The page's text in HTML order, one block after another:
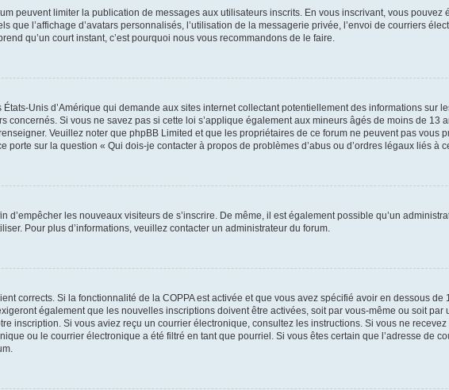
peuvent limiter la publication de messages aux utilisateurs inscrits. En vous inscrivant, vous pouvez
l’affichage d’avatars personnalisés, l’utilisation de la messagerie privée, l’envoi de courriers
qu’un court instant, c’est pourquoi nous vous recommandons de le faire.
Unis d’Amérique qui demande aux sites internet collectant potentiellement des informations sur
Si vous ne savez pas si cette loi s’applique également aux mineurs âgés de moins de 13
Veuillez noter que phpBB Limited et que les propriétaires de ce forum ne peuvent pas vous
porte sur la question « Qui dois-je contacter à propos de problèmes d’abus ou d’ordres légaux liés à
d’empêcher les nouveaux visiteurs de s’inscrire. De même, il est également possible qu’un
Pour plus d’informations, veuillez contacter un administrateur du forum.
corrects. Si la fonctionnalité de la COPPA est activée et que vous avez spécifié avoir en dessous de
également que les nouvelles inscriptions doivent être activées, soit par vous-même ou soit par
inscription. Si vous aviez reçu un courrier électronique, consultez les instructions. Si vous ne
ou le courrier électronique a été filtré en tant que pourriel. Si vous êtes certain que l’adresse de